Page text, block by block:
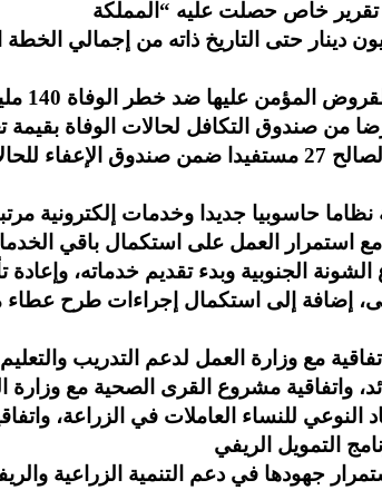
التقرير أن قيمة التحصيلات بلغت 24 مليون دينار حتى التاريخ ذاته من
وفي جانب
28 ألف مستفيد، فيما استفاد 64 مقترضا من صندوق التكافل لحالات
286 ألف دينار، إضافة إلى صرف 11 ألف دينار لصالح 27 مستفيدا ضمن
حاسوبيا جديدا وخدمات إلكترونية
الجنوبية وبدء تقديم خدماته، وإعادة
إضافة إلى استكمال إجراءات طرح عطاء
مع وزارة العمل لدعم التدريب
15000 دينار دون فوائد، واتفاقية مشروع القرى الصحية مع
للنساء العاملات في الزراعة،
جهودها في دعم التنمية الزراعية